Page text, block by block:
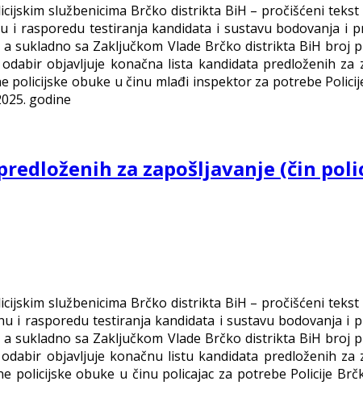
službenicima Brčko distrikta BiH – pročišćeni
i rasporedu testiranja kandidata i sustavu bodovanja i
sukladno sa Zaključkom Vlade Brčko distrikta BiH broj
objavljuje konačna lista kandidata predloženih
policijske obuke u činu mlađi inspektor za potrebe
godine
za zapošljavanje (čin
službenicima Brčko distrikta BiH – pročišćeni
i rasporedu testiranja kandidata i sustavu bodovanja i
sukladno sa Zaključkom Vlade Brčko distrikta BiH broj
objavljuje konačnu listu kandidata predloženih
policijske obuke u činu policajac za potrebe Policije